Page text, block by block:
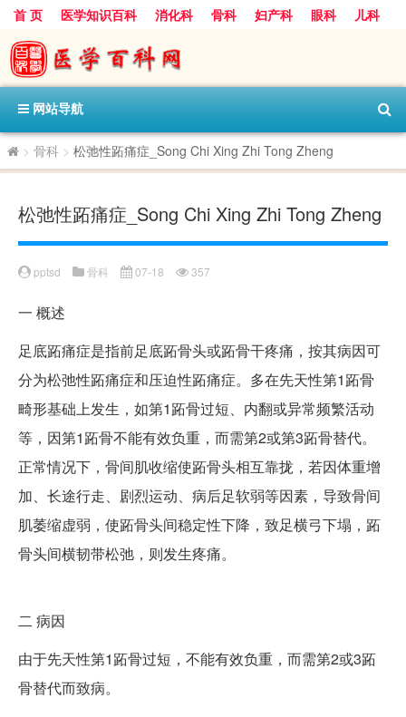
首 页 医学知识百科 消化科 骨科 妇产科 眼科
儿科
心血管病科
呼吸科 神经科
内分泌科
口腔科
网站导航
> 骨科 > 松弛性跖痛症_Song Chi Xing Zhi Tong Zheng
松弛性跖痛症_Song Chi Xing Zhi Tong Zheng
pptsd 骨科 07-18 357
一 概述
足底跖痛症是指前足底跖骨头或跖骨干疼痛，按其病因可
分为松弛性跖痛症和压迫性跖痛症。多在先天性第1跖骨
畸形基础上发生，如第1跖骨过短、内翻或异常频繁活动
等，因第1跖骨不能有效负重，而需第2或第3跖骨替代。
正常情况下，骨间肌收缩使跖骨头相互靠拢，若因体重增
加、长途行走、剧烈运动、病后足软弱等因素，导致骨间
肌萎缩虚弱，使跖骨头间稳定性下降，致足横弓下塌，跖
骨头间横韧带松弛，则发生疼痛。
二 病因
由于先天性第1跖骨过短，不能有效负重，而需第2或3跖
骨替代而致病。